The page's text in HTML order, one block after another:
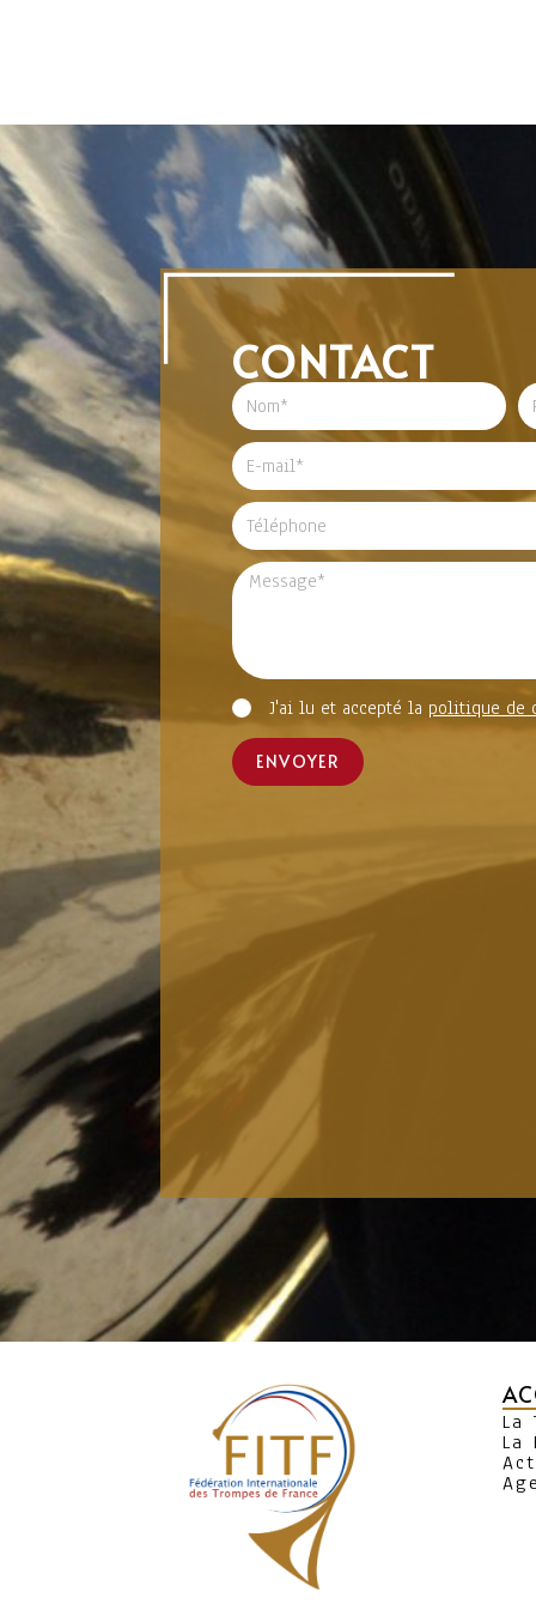
CONTACT
J'ai lu et accepté la politique de
ENVOYER
La
La